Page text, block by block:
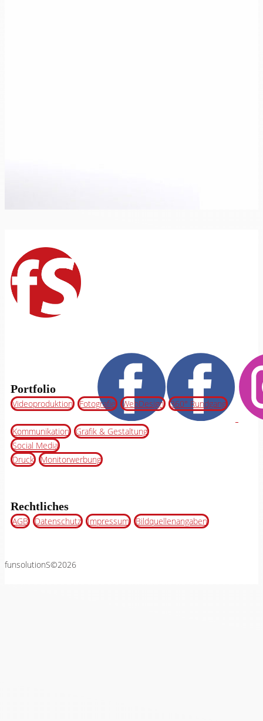
Portfolio
Videoproduktion Fotografie WebDesign 360° Rundgang
Kommunikation Grafik & Gestaltung
Social Media
Druck Monitorwerbung
Rechtliches
AGB Datenschutz Impressum Bildquellenangaben
funsolutionS©2026